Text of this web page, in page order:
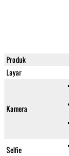
Produk
Layar
Kamera
Selfie